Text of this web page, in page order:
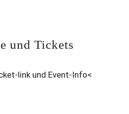
und Tickets
link und Event-Info<